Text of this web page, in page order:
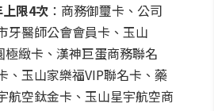
限4次 ：商務御璽卡、公司
牙醫師公會會員卡、玉山
緻卡、漢神巨蛋商務聯名
、玉山家樂福VIP聯名卡、藥
航空鈦金卡、玉山星宇航空商